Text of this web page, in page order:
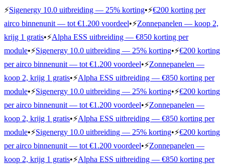
⚡Sigenergy 10.0 uitbreiding — 25% korting•⚡€200 korting per
airco binnenunit — tot €1.200 voordeel•⚡Zonnepanelen — koop 2,
krijg 1 gratis•⚡Alpha ESS uitbreiding — €850 korting per
module•⚡Sigenergy 10.0 uitbreiding — 25% korting•⚡€200 korting
per airco binnenunit — tot €1.200 voordeel•⚡Zonnepanelen —
koop 2, krijg 1 gratis•⚡Alpha ESS uitbreiding — €850 korting per
module•⚡Sigenergy 10.0 uitbreiding — 25% korting•⚡€200 korting
per airco binnenunit — tot €1.200 voordeel•⚡Zonnepanelen —
koop 2, krijg 1 gratis•⚡Alpha ESS uitbreiding — €850 korting per
module•⚡Sigenergy 10.0 uitbreiding — 25% korting•⚡€200 korting
per airco binnenunit — tot €1.200 voordeel•⚡Zonnepanelen —
koop 2, krijg 1 gratis•⚡Alpha ESS uitbreiding — €850 korting per